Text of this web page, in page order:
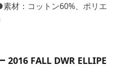
材：コットン60%、ポリエ
2016 FALL DWR ELLIPE